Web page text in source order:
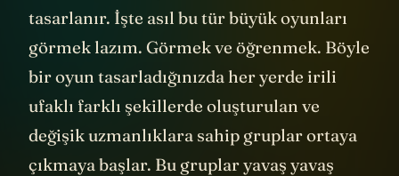
tasarlanır. İşte asıl bu tür büyük oyunları
görmek lazım. Görmek ve öğrenmek. Böyle
bir oyun tasarladığınızda her yerde irili
ufaklı farklı şekillerde oluşturulan ve
değişik uzmanlıklara sahip gruplar ortaya
çıkmaya başlar. Bu gruplar yavaş yavaş